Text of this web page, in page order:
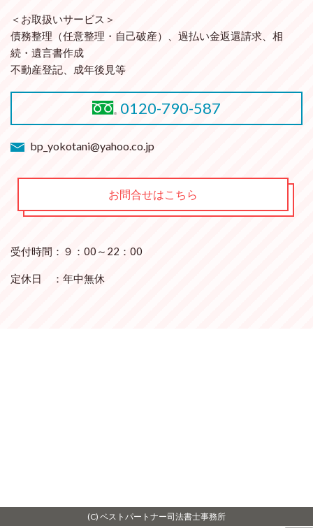
＜お取扱いサービス＞
債務整理（任意整理・自己破産）、過払い金返還請求、相
続・遺言書作成
不動産登記、成年後見等
0120-790-587
bp_yokotani@yahoo.co.jp
お問合せはこちら
受付時間：９：00～22：00
定休日 ：年中無休
(C) ベストパートナー司法書士事務所